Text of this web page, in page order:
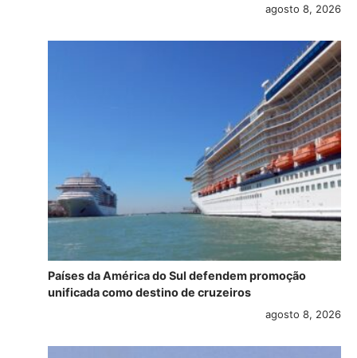
agosto 8, 2026
Países da América do Sul defendem promoção
unificada como destino de cruzeiros
agosto 8, 2026